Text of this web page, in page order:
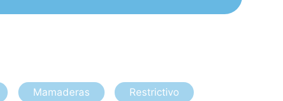
Mamaderas Restrictivo